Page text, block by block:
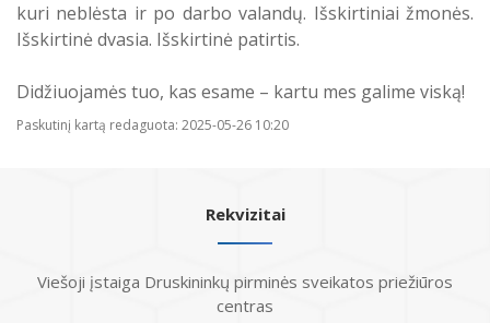
kuri neblėsta ir po darbo valandų. Išskirtiniai žmonės.
Išskirtinė dvasia. Išskirtinė patirtis.
Didžiuojamės tuo, kas esame – kartu mes galime viską!
Paskutinį kartą redaguota: 2025-05-26 10:20
Rekvizitai
Viešoji įstaiga Druskininkų pirminės sveikatos priežiūros
centras